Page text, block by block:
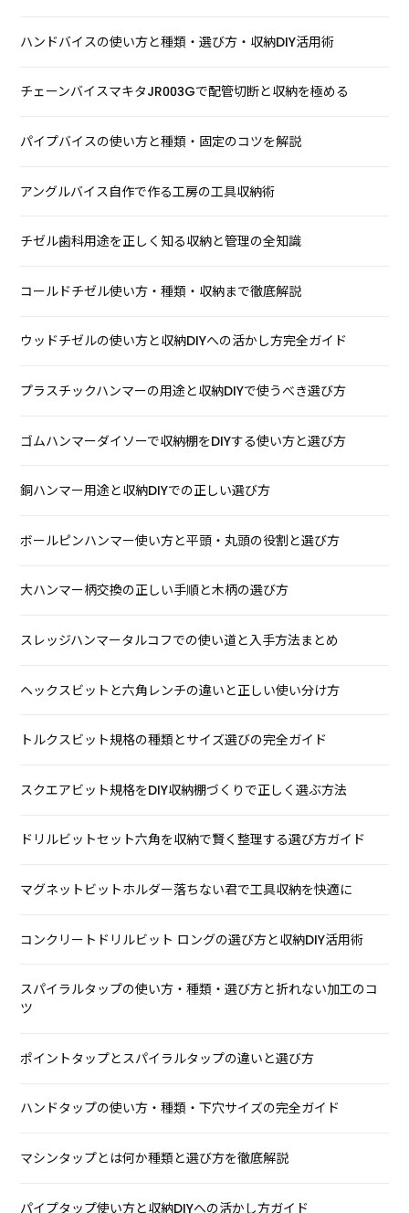
ハンドバイスの使い方と種類・選び方・収納DIY活用術
チェーンバイスマキタJR003Gで配管切断と収納を極める
パイプバイスの使い方と種類・固定のコツを解説
アングルバイス自作で作る工房の工具収納術
チゼル歯科用途を正しく知る収納と管理の全知識
コールドチゼル使い方・種類・収納まで徹底解説
ウッドチゼルの使い方と収納DIYへの活かし方完全ガイド
プラスチックハンマーの用途と収納DIYで使うべき選び方
ゴムハンマーダイソーで収納棚をDIYする使い方と選び方
銅ハンマー用途と収納DIYでの正しい選び方
ボールピンハンマー使い方と平頭・丸頭の役割と選び方
大ハンマー柄交換の正しい手順と木柄の選び方
スレッジハンマータルコフでの使い道と入手方法まとめ
ヘックスビットと六角レンチの違いと正しい使い分け方
トルクスビット規格の種類とサイズ選びの完全ガイド
スクエアビット規格をDIY収納棚づくりで正しく選ぶ方法
ドリルビットセット六角を収納で賢く整理する選び方ガイド
マグネットビットホルダー落ちない君で工具収納を快適に
コンクリートドリルビット ロングの選び方と収納DIY活用術
スパイラルタップの使い方・種類・選び方と折れない加工のコ
ツ
ポイントタップとスパイラルタップの違いと選び方
ハンドタップの使い方・種類・下穴サイズの完全ガイド
マシンタップとは何か種類と選び方を徹底解説
パイプタップ使い方と収納DIYへの活かし方ガイド